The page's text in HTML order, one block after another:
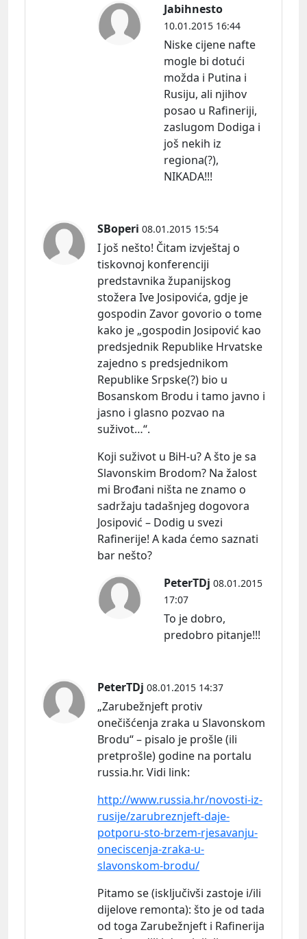
Jabihnesto
10.01.2015 16:44
Niske cijene nafte
mogle bi dotući
možda i Putina i
Rusiju, ali njihov
posao u Rafineriji,
zaslugom Dodiga i
još nekih iz
regiona(?),
NIKADA!!!
SBoperi 08.01.2015 15:54
I još nešto! Čitam izvještaj o
tiskovnoj konferenciji
predstavnika županijskog
stožera Ive Josipovića, gdje je
gospodin Zavor govorio o tome
kako je „gospodin Josipović kao
predsjednik Republike Hrvatske
zajedno s predsjednikom
Republike Srpske(?) bio u
Bosanskom Brodu i tamo javno i
jasno i glasno pozvao na
suživot…“.
Koji suživot u BiH-u? A što je sa
Slavonskim Brodom? Na žalost
mi Brođani ništa ne znamo o
sadržaju tadašnjeg dogovora
Josipović – Dodig u svezi
Rafinerije! A kada ćemo saznati
bar nešto?
PeterTDj 08.01.2015
17:07
To je dobro,
predobro pitanje!!!
PeterTDj 08.01.2015 14:37
„Zarubežnjeft protiv
onečišćenja zraka u Slavonskom
Brodu“ – pisalo je prošle (ili
pretprošle) godine na portalu
russia.hr. Vidi link:
http://www.russia.hr/novosti-iz-
rusije/zarubreznjeft-daje-
potporu-sto-brzem-rjesavanju-
oneciscenja-zraka-u-
slavonskom-brodu/
Pitamo se (isključivši zastoje i/ili
dijelove remonta): što je od tada
od toga Zarubežnjeft i Rafinerija